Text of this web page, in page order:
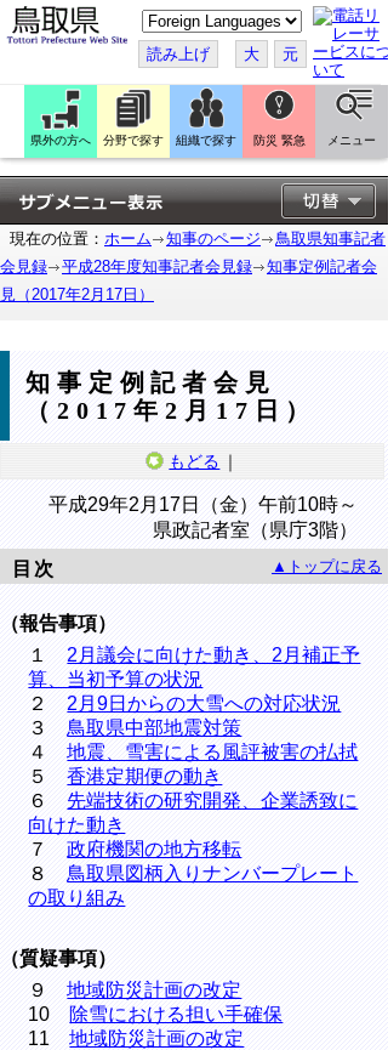
こ
の
ペ
ー
ジ
翻
訳
す
る
読み上げ 大 元
県外の方へ 分野で探す 組織で探す 防災 緊急 メニュー
現在の位置： ホーム 知事のページ
鳥取県知事記者
会見録
平成28年度知事記者会見録
知事定例記者会
見（2017年2月17日）
知事定例記者会見
（2017年2月17日）
もどる ｜
平成29年2月17日（金）午前10時～
県政記者室（県庁3階）
目次
▲トップに戻る
（報告事項）
１ 2月議会に向けた動き、2月補正予
算、当初予算の状況
２ 2月9日からの大雪への対応状況
３ 鳥取県中部地震対策
４地震、雪害による風評被害の払拭
５香港定期便の動き
６ 先端技術の研究開発、企業誘致に
向けた動き
７政府機関の地方移転
８ 鳥取県図柄入りナンバープレート
の取り組み
（質疑事項）
９地域防災計画の改定
10 除雪における担い手確保
11地域防災計画の改定